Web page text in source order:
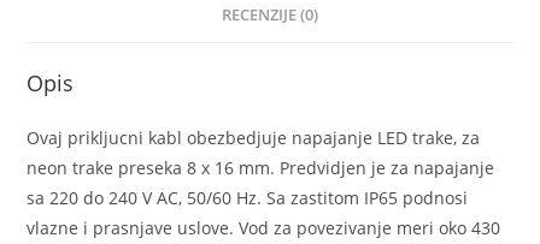
RECENZIJE (0)
Opis
Ovaj prikljucni kabl obezbedjuje napajanje LED trake, za
neon trake preseka 8 x 16 mm. Predvidjen je za napajanje
sa 220 do 240 V AC, 50/60 Hz. Sa zastitom IP65 podnosi
vlazne i prasnjave uslove. Vod za povezivanje meri oko 430